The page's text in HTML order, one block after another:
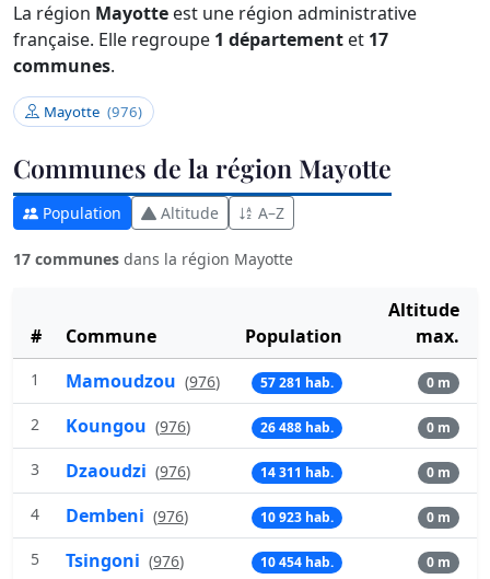
La région Mayotte est une région administrative
française. Elle regroupe 1 département et 17
communes.
Mayotte (976)
Communes de la région Mayotte
Population Altitude A–Z
17 communes dans la région Mayotte
# Commune Population
Altitude
max.
1 Mamoudzou (976) 57 281 hab. 0 m
2 Koungou (976) 26 488 hab. 0 m
3 Dzaoudzi (976) 14 311 hab. 0 m
4 Dembeni (976) 10 923 hab. 0 m
5 Tsingoni (976) 10 454 hab. 0 m